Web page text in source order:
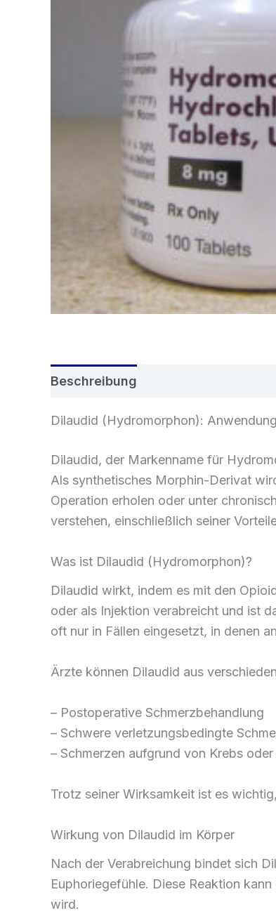
Beschreibung
Dilaudid (Hydromorphon):
Dilaudid, der Markenname für
Als synthetisches Morphin-Derivat
Operation erholen oder unter
verstehen, einschließlich seiner
Was ist Dilaudid (Hydromorphon)?
Dilaudid wirkt, indem es mit den
oder als Injektion verabreicht und ist
oft nur in Fällen eingesetzt, in denen
Ärzte können Dilaudid aus
– Postoperative Schmerzbehandlung
– Schwere verletzungsbedingte
– Schmerzen aufgrund von Krebs
Trotz seiner Wirksamkeit ist es
Wirkung von Dilaudid im Körper
Nach der Verabreichung bindet sich
Euphoriegefühle. Diese Reaktion
wird.